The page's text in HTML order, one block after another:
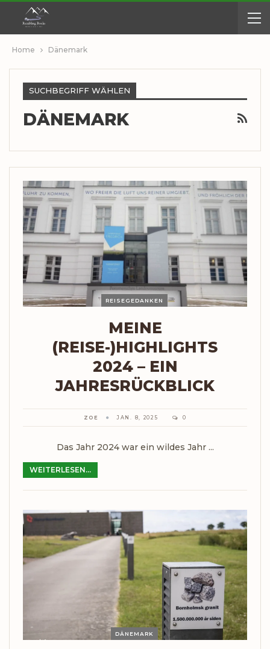
Home Dänemark
SUCHBEGRIFF WÄHLEN
DÄNEMARK
REISEGEDANKEN
MEINE
(REISE-)HIGHLIGHTS
2024 – EIN
JAHRESRÜCKBLICK
ZOE JAN. 8, 2025 0
Das Jahr 2024 war ein wildes Jahr ...
WEITERLESEN...
DÄNEMARK